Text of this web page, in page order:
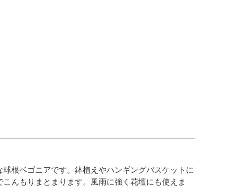
根ベゴニアです。鉢植えやハンギングバスケットに
んもりまとまります。風雨に強く花壇にも使えま